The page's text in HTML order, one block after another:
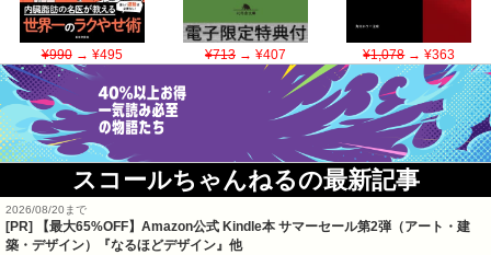
¥990→ ¥495 ¥713→ ¥407 ¥1,078→ ¥363
スコールちゃんねるの最新記事
2026/08/20まで
[PR]
【最大65%OFF】Amazon公式 Kindle本 サマーセール第2弾（アート・建
築・デザイン）『なるほどデザイン』他